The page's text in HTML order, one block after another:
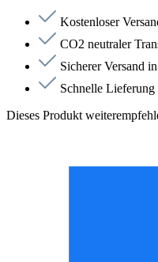
Kostenloser
CO2 neutraler
Sicherer Versand
Schnelle Lieferung
Dieses Produkt